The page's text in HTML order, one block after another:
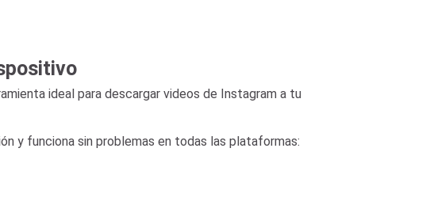
ideal para descargar videos de Instagram a tu
y funciona sin problemas en todas las plataformas: